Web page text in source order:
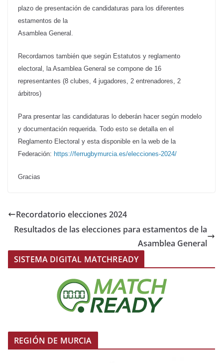
plazo de presentación de candidaturas para los diferentes
estamentos de la
Asamblea General.
Recordamos también que según Estatutos y reglamento
electoral, la Asamblea General se compone de 16
representantes (8 clubes, 4 jugadores, 2 entrenadores, 2
árbitros)
Para presentar las candidaturas lo deberán hacer según modelo
y documentación requerida. Todo esto se detalla en el
Reglamento Electoral y esta disponible en la web de la
Federación: https://ferrugbymurcia.es/elecciones-2024/
Gracias
Recordatorio elecciones 2024
Resultados de las elecciones para estamentos de la
Asamblea General
SISTEMA DIGITAL MATCHREADY
REGIÓN DE MURCIA